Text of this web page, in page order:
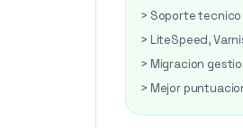
> Soporte
> LiteSpeed,
> Migracion
> Mejor